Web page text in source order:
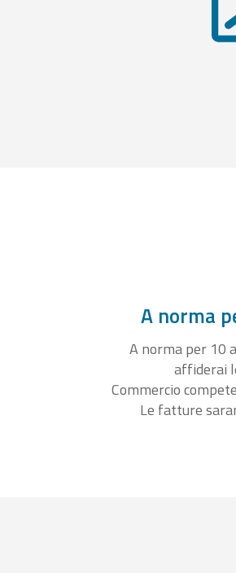
A norma
A norma per 10
affiderai
Commercio
Le fatture